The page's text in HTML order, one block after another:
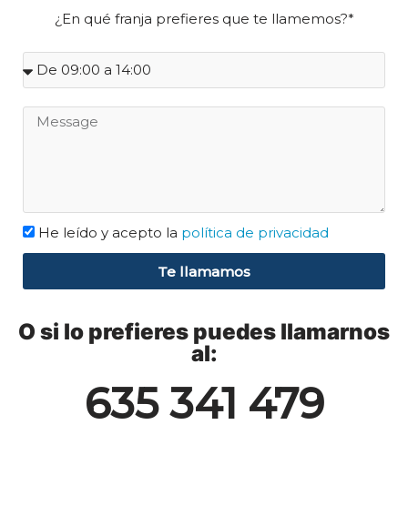
¿En qué franja prefieres que te llamemos?*
He leído y acepto la política de privacidad
Te llamamos
O si lo prefieres puedes llamarnos
al:
635 341 479